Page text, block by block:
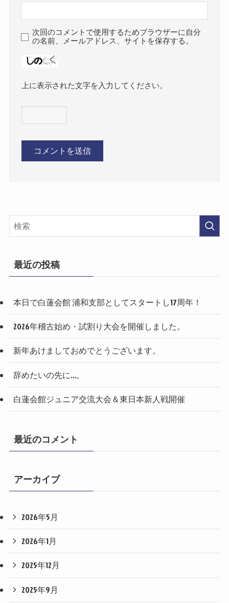
次回のコメントで使用するためブラウザーに自分
の名前、メールアドレス、サイトを保存する。
上に表示された文字を入力してください。
最近の投稿
本日で白蓮会館 浦和支部としてスタートし17周年！
2026年稽古始め・試割り大会を開催しました。
新年あけましておめでとうございます。
辞めたいの先に…。
白蓮会館ジュニア交流大会＆東日本新人戦開催
最近のコメント
アーカイブ
2026年5月
2026年1月
2025年12月
2025年9月